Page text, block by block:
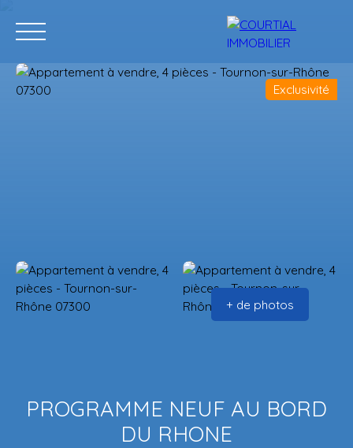
Exclusivité
+ de photos
PROGRAMME NEUF AU BORD
DU RHONE